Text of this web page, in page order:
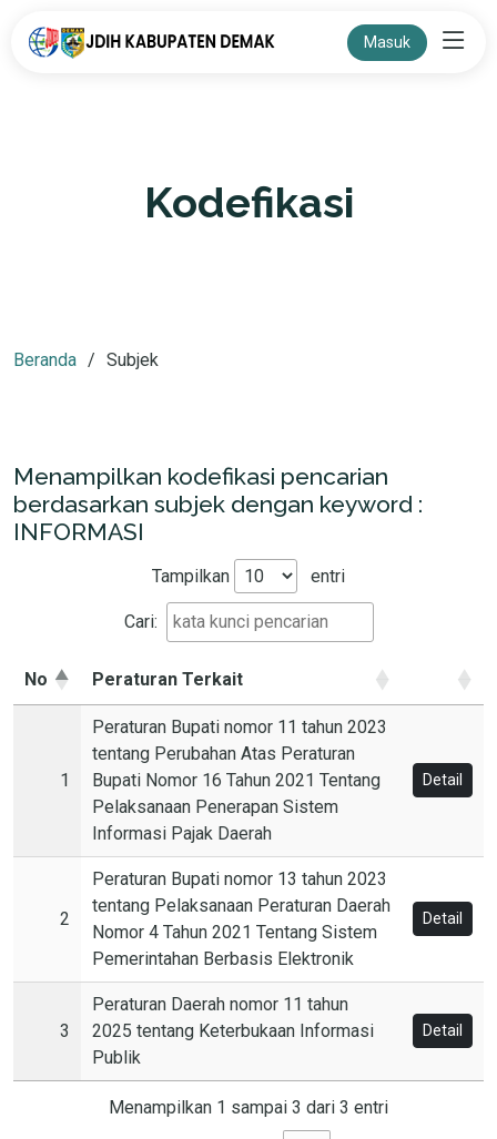
Masuk
Kodefikasi
Beranda Subjek
Menampilkan kodefikasi pencarian
berdasarkan subjek dengan keyword :
INFORMASI
Tampilkan entri
Cari:
No Peraturan Terkait
1
Peraturan Bupati nomor 11 tahun 2023
tentang Perubahan Atas Peraturan
Bupati Nomor 16 Tahun 2021 Tentang
Pelaksanaan Penerapan Sistem
Informasi Pajak Daerah
Detail
2
Peraturan Bupati nomor 13 tahun 2023
tentang Pelaksanaan Peraturan Daerah
Nomor 4 Tahun 2021 Tentang Sistem
Pemerintahan Berbasis Elektronik
Detail
3
Peraturan Daerah nomor 11 tahun
2025 tentang Keterbukaan Informasi
Publik
Detail
Menampilkan 1 sampai 3 dari 3 entri